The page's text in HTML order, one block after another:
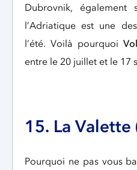
Dubrovnik,
l’Adriatique est une
l’été. Voilà pourquoi
entre le 20 juillet et le 17
15. La
Pourquoi ne pas vous